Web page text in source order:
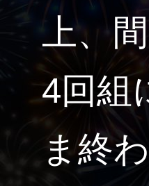
上、
4回組
ま終